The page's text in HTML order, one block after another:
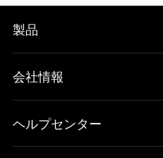
製品
会社情報
ヘルプセンター